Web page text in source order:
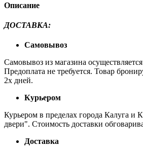
Описание
ДОСТАВКА:
Самовывоз
Самовывоз из магазина
Предоплата не требуется. Товар
2х дней.
Курьером
Курьером в пределах города Калуга и
двери". Стоимость доставки
Доставка